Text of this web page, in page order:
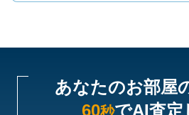
あなたのお部屋
60秒でAI査定